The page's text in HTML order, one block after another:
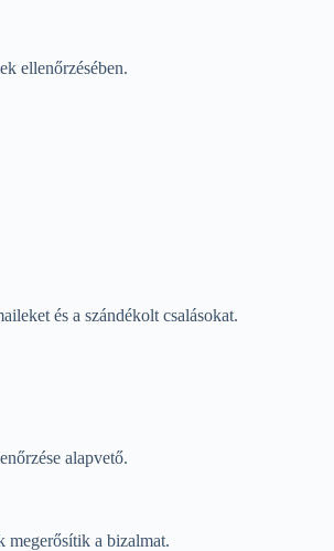
ellenőrzésében.
és a szándékolt csalásokat.
alapvető.
megerősítik a bizalmat.